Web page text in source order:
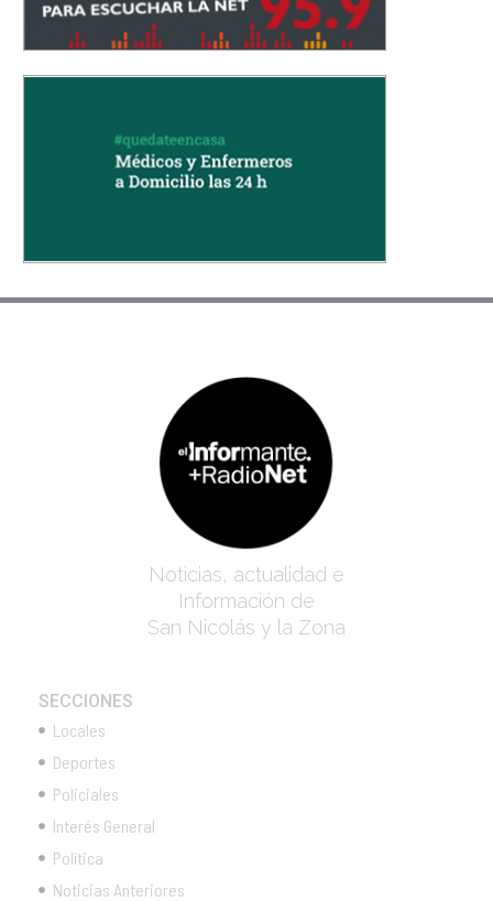
Noticias, actualidad e
Información de
San Nicolás y la Zona
SECCIONES
Locales
Deportes
Policiales
Interés General
Política
Noticias Anteriores